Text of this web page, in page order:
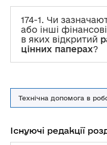
Технічна допомога в
Існуючі редакції
IV. Загальні положення
відомостей про об’єкти
V. Об’єкти нерухомості
засобів)
VІІІ. Транспортні засоби
174-1. Чи
або інші
в яких відкритий
цінних паперах?